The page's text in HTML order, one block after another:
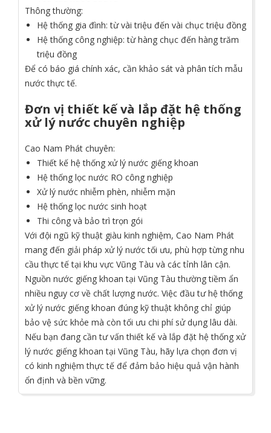
Thông thường:
Hệ thống gia đình: từ vài triệu đến vài chục triệu đồng
Hệ thống công nghiệp: từ hàng chục đến hàng trăm
triệu đồng
Để có báo giá chính xác, cần khảo sát và phân tích mẫu
nước thực tế.
Đơn vị thiết kế và lắp đặt hệ thống
xử lý nước chuyên nghiệp
Cao Nam Phát chuyên:
Thiết kế hệ thống xử lý nước giếng khoan
Hệ thống lọc nước RO công nghiệp
Xử lý nước nhiễm phèn, nhiễm mặn
Hệ thống lọc nước sinh hoạt
Thi công và bảo trì trọn gói
Với đội ngũ kỹ thuật giàu kinh nghiệm, Cao Nam Phát
mang đến giải pháp xử lý nước tối ưu, phù hợp từng nhu
cầu thực tế tại khu vực Vũng Tàu và các tỉnh lân cận.
Nguồn nước giếng khoan tại Vũng Tàu thường tiềm ẩn
nhiều nguy cơ về chất lượng nước. Việc đầu tư hệ thống
xử lý nước giếng khoan đúng kỹ thuật không chỉ giúp
bảo vệ sức khỏe mà còn tối ưu chi phí sử dụng lâu dài.
Nếu bạn đang cần tư vấn thiết kế và lắp đặt hệ thống xử
lý nước giếng khoan tại Vũng Tàu, hãy lựa chọn đơn vị
có kinh nghiệm thực tế để đảm bảo hiệu quả vận hành
ổn định và bền vững.